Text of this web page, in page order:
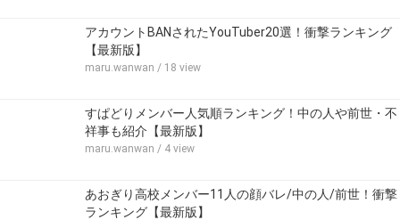
アカウントBANされたYouTuber20選！衝撃ランキング
【最新版】
maru.wanwan / 18 view
すぱどりメンバー人気順ランキング！中の人や前世・不
祥事も紹介【最新版】
maru.wanwan / 4 view
あおぎり高校メンバー11人の顔バレ/中の人/前世！衝撃
ランキング【最新版】